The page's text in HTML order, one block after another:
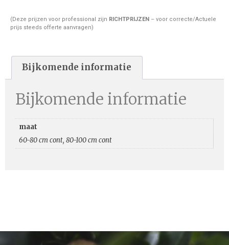
(Deze prijzen voor professional zijn RICHTPRIJZEN – voor correcte/Actuele
prijs steeds offerte aanvragen)
Bijkomende informatie
Bijkomende informatie
maat
60-80 cm cont, 80-100 cm cont